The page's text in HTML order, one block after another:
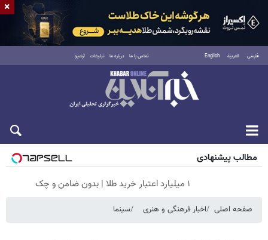
فارسی العربية English تماس با ما درباره ما تبلیغات آرشیو
شنبه ۱۷ مرداد ۱۴۰۵
مطالب پیشنهادی
۱ میلیارد اعتبار خرید طلا | بدون ضامن و چک
صفحه اصلی اخبار فرهنگی و هنری سینما
×